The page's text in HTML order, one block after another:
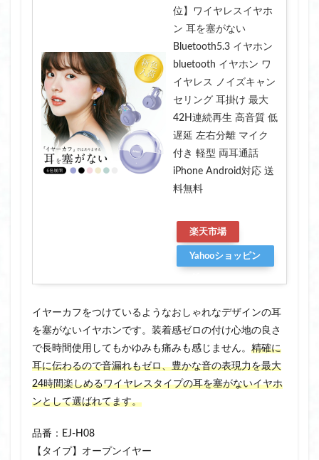
位】ワイヤレスイヤホ
ン 耳を塞がない
Bluetooth5.3 イヤホン
bluetooth イヤホン ワ
イヤレス ノイズキャン
セリング 耳掛け 最大
42H連続再生 高音質 低
遅延 左右分離 マイク
付き 軽型 両耳通話
iPhone Android対応 送
料無料
楽天市場
Yahooショッピン
イヤーカフをつけているようなおしゃれなデザインの耳
を塞がないイヤホンです。装着感ゼロの付け心地の良さ
で長時間使用してもかゆみも痛みも感じません。 精確に
耳に伝わるので音漏れもゼロ、豊かな音の表現力を最大
24時間楽しめるワイヤレスタイプの耳を塞がないイヤホ
ンとして選ばれてます。
品番：EJ-H08
【タイプ】オープンイヤー